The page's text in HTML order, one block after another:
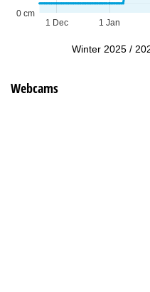
1 Dec 1 Jan
0 cm
Winter 2025 /
Webcams